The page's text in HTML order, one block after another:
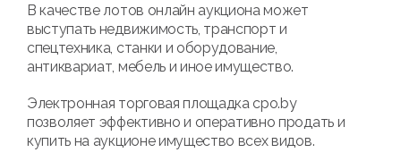
В качестве лотов онлайн аукциона может
выступать недвижимость, транспорт и
спецтехника, станки и оборудование,
антиквариат, мебель и иное имущество.
Электронная торговая площадка cpo.by
позволяет эффективно и оперативно продать и
купить на аукционе имущество всех видов.